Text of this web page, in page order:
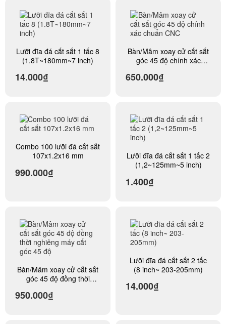
Lưỡi đĩa đá cắt sắt 1 tấc 8
(1.8T~180mm~7 inch)
14.000₫
Bàn/Mâm xoay cử cắt sắt
góc 45 độ chính xác
650.000₫
Combo 100 lưỡi đá cắt sắt
107x1.2x16 mm
990.000₫
Lưỡi đĩa đá cắt sắt 1 tấc 2
(1,2~125mm~5 inch)
1.400₫
Bàn/Mâm xoay cử cắt sắt
góc 45 độ đồng thời
950.000₫
Lưỡi đĩa đá cắt sắt 2 tấc
(8 inch~ 203-205mm)
14.000₫